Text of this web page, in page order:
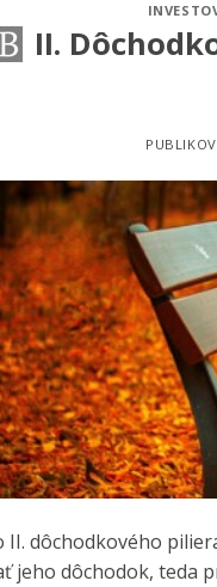
II.
II. dôchodkového
jeho dôchodok, teda